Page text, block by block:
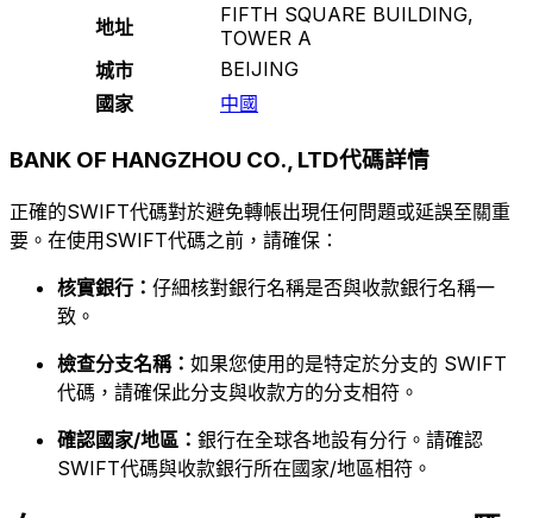
地址
FIFTH SQUARE BUILDING,
TOWER A
城市
BEIJING
國家
中國
BANK OF HANGZHOU CO., LTD代碼詳情
正確的SWIFT代碼對於避免轉帳出現任何問題或延誤至關重
要。在使用SWIFT代碼之前，請確保：
核實銀行： 仔細核對銀行名稱是否與收款銀行名稱一
致。
檢查分支名稱： 如果您使用的是特定於分支的 SWIFT
代碼，請確保此分支與收款方的分支相符。
確認國家/地區： 銀行在全球各地設有分行。請確認
SWIFT代碼與收款銀行所在國家/地區相符。